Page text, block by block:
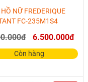
NỮ FREDERIQUE
FC-235M1S4
6.500.000đ
Còn hàng